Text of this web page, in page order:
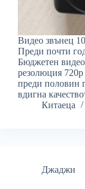
Видео звънец
Преди почти
Бюджетен
резолюция
преди половин
вдигна
Китаеца
Джаджи